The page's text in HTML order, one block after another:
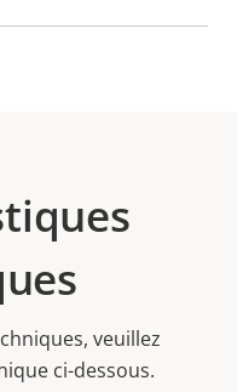
veuillez
ci-dessous.